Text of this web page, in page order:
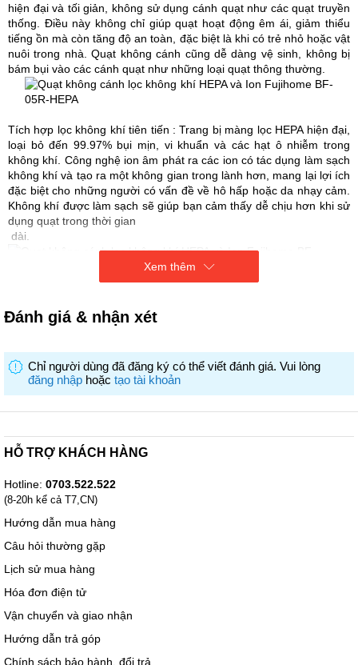
hiện đại và tối giản, không sử dụng cánh quạt như các quạt truyền
thống. Điều này không chỉ giúp quạt hoạt động êm ái, giảm thiểu
tiếng ồn mà còn tăng độ an toàn, đặc biệt là khi có trẻ nhỏ hoặc vật
nuôi trong nhà. Quạt không cánh cũng dễ dàng vệ sinh, không bị
bám bụi vào các cánh quạt như những loại quạt thông thường.
Tích hợp lọc không khí tiên tiến : Trang bị màng lọc HEPA hiện đại,
loại bỏ đến 99.97% bụi mịn, vi khuẩn và các hạt ô nhiễm trong
không khí. Công nghệ ion âm phát ra các ion có tác dụng làm sạch
không khí và tạo ra một không gian trong lành hơn, mang lại lợi ích
đặc biệt cho những người có vấn đề về hô hấp hoặc da nhạy cảm.
Không khí được làm sạch sẽ giúp bạn cảm thấy dễ chịu hơn khi sử
dụng quạt trong thời gian
dài.
Hiệu năng vượt trội , công suất lớn, hoạt động mạnh mẽ, đảm bảo
Động cơ hoạt động mượt mà, êm ái và bền bỉ .3 tốc độ gió (nhẹ,
trung bình, mạnh) cho phép bạn điều chỉnh tốc độ gió phù hợp với
độ làm mát từ nhẹ nhàng đến mạnh mẽ, tùy theo không gian và
điều kiện môi trường xung quanh. Sự linh hoạt này giúp quạt hoạt
động hiệu quả trong nhiều tình huống khác nhau, từ làm mát
Xem thêm
Đánh giá & nhận xét
Chỉ người dùng đã đăng ký có thể viết đánh giá. Vui lòng
đăng nhập hoặc tạo tài khoản
HỖ TRỢ KHÁCH HÀNG
Hotline: 0703.522.522
(8-20h kể cả T7,CN)
Hướng dẫn mua hàng
Câu hỏi thường gặp
Lịch sử mua hàng
Hóa đơn điện tử
Vận chuyển và giao nhận
Hướng dẫn trả góp
Chính sách bảo hành, đổi trả